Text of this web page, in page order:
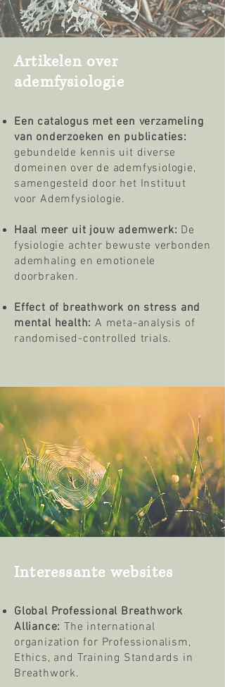
Artikelen over
ademfysiologie
Een catalogus met een verzameling
van onderzoeken en publicaties:
gebundelde kennis uit diverse
domeinen over de ademfysiologie,
samengesteld door het Instituut
voor Ademfysiologie.
Haal meer uit jouw ademwerk: De
fysiologie achter bewuste verbonden
ademhaling en emotionele
doorbraken.
Effect of breathwork on stress and
mental health:A meta-analysis of
randomised-controlled trials.
Interessante websites
Global Professional Breathwork
Alliance: The international
organization for Professionalism,
Ethics, and Training Standards in
Breathwork.